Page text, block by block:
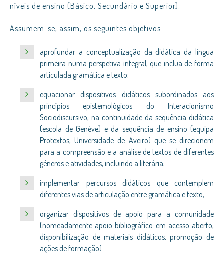
níveis de ensino (Básico, Secundário e Superior).
Assumem-se, assim, os seguintes objetivos:
aprofundar a conceptualização da didática da língua
primeira numa perspetiva integral, que inclua de forma
articulada gramática e texto;
equacionar dispositivos didáticos subordinados aos
princípios epistemológicos do Interacionismo
Sociodiscursivo, na continuidade da sequência didática
(escola de Genève) e da sequência de ensino (equipa
Protextos, Universidade de Aveiro) que se direcionem
para a compreensão e a análise de textos de diferentes
géneros e atividades, incluindo a literária;
implementar percursos didáticos que contemplem
diferentes vias de articulação entre gramática e texto;
organizar dispositivos de apoio para a comunidade
(nomeadamente apoio bibliográfico em acesso aberto,
disponibilização de materiais didáticos, promoção de
ações de formação).